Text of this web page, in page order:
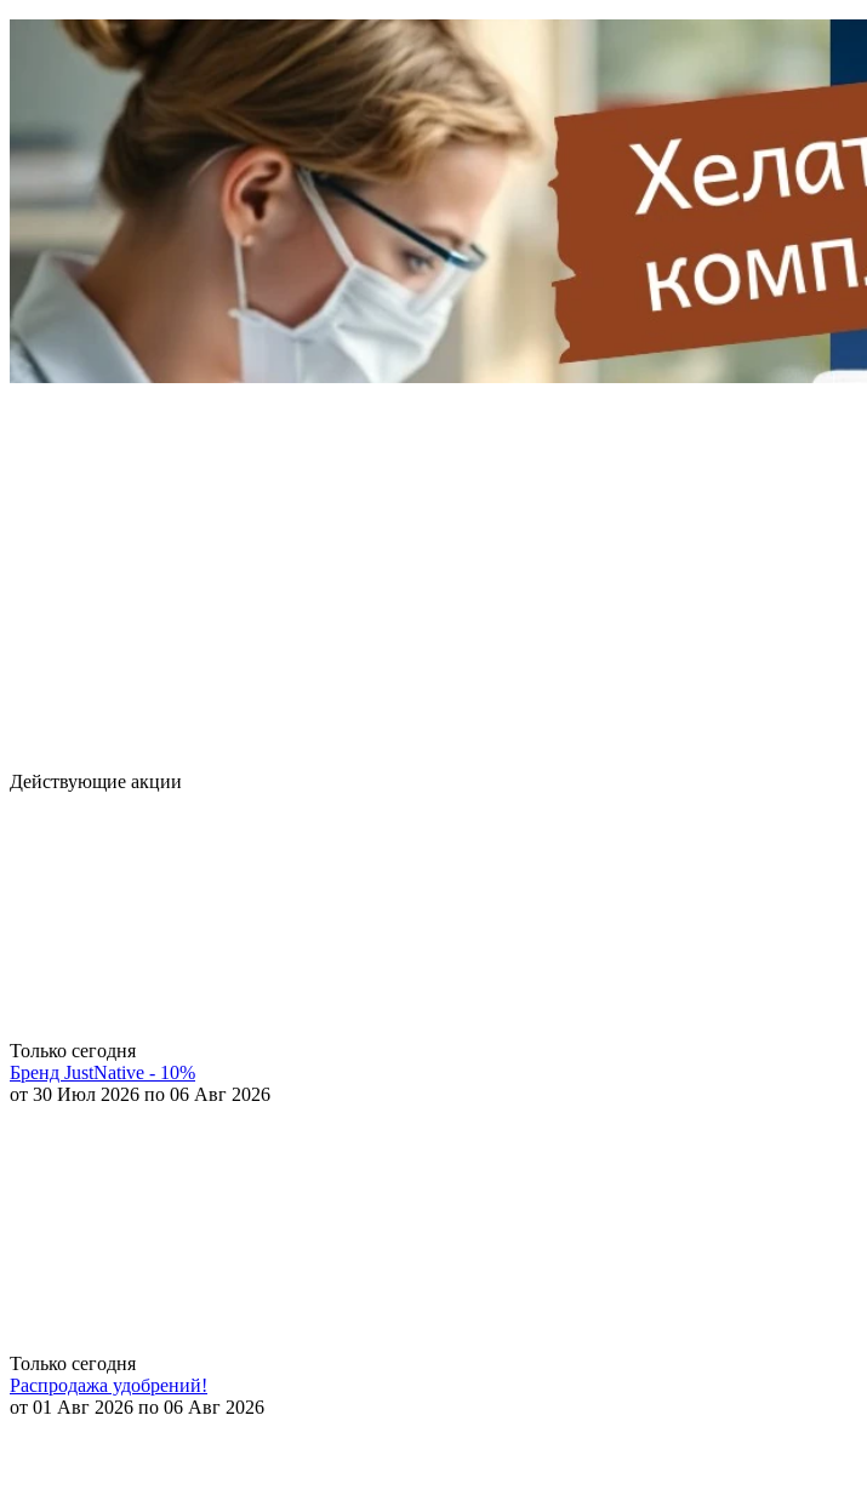
Действующие акции
Только сегодня
Бренд JustNative - 10%
от 30 Июл 2026 по 06 Авг 2026
Только сегодня
Распродажа удобрений!
от 01 Авг 2026 по 06 Авг 2026